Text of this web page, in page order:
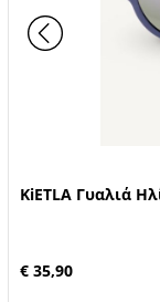
KiETLA Γυαλιά
€ 35,90